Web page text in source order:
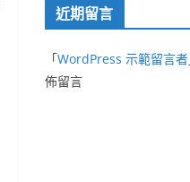
近期留言
「WordPress 示範留言者
佈留言